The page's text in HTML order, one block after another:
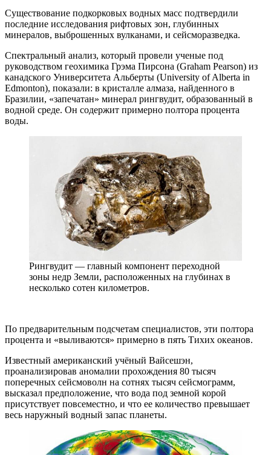
Существование подкорковых водных масс подтвердили
последние исследования рифтовых зон, глубинных
минералов, выброшенных вулканами, и сейсморазведка.
Спектральный анализ, который провели ученые под
руководством геохимика Грэма Пирсона (Graham Pearson) из
канадского Университета Альберты (University of Alberta in
Edmonton), показали: в кристалле алмаза, найденного в
Бразилии, «запечатан» минерал рингвудит, образованный в
водной среде. Он содержит примерно полтора процента
воды.
Рингвудит — главный компонент переходной
зоны недр Земли, расположенных на глубинах в
несколько сотен километров.
По предварительным подсчетам специалистов, эти полтора
процента и «выливаются» примерно в пять Тихих океанов.
Известный американский учёный Вайсешэн,
проанализировав аномалии прохождения 80 тысяч
поперечных сейсмоволн на сотнях тысяч сейсмограмм,
высказал предположение, что вода под земной корой
присутствует повсеместно, и что ее количество превышает
весь наружный водный запас планеты.